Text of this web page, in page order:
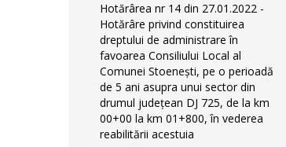
Hotărârea nr 14 din 27.01.2022 -
Hotărâre privind constituirea
dreptului de administrare în
favoarea Consiliului Local al
Comunei Stoenești, pe o perioadă
de 5 ani asupra unui sector din
drumul județean DJ 725, de la km
00+00 la km 01+800, în vederea
reabilitării acestuia